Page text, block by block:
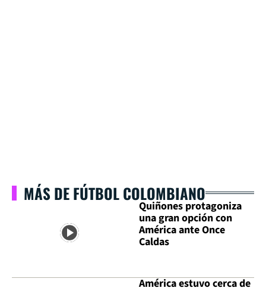
MÁS DE FÚTBOL COLOMBIANO
Quiñones protagoniza
una gran opción con
América ante Once
Caldas
América estuvo cerca de